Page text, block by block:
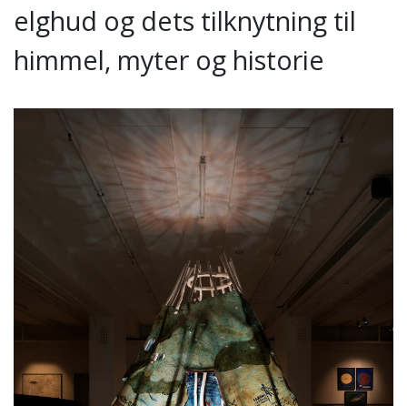
elghud og dets tilknytning til
himmel, myter og historie